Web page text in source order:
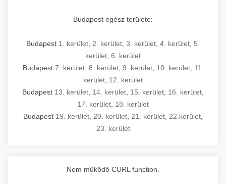
Budapest egész területe:
Budapest 1. kerület 2. kerület 3. kerület 4. kerület 5.
kerület 6. kerület
Budapest 7. kerület, 8. kerület, 9. kerület, 10. kerület, 11.
kerület 12. kerület
Budapest 13. kerület 14. kerület 15. kerület 16. kerület
17. kerület 18. kerület
Budapest 19. kerület 20. kerület 21. kerület 22.kerület
23. kerület
Nem működő CURL function.